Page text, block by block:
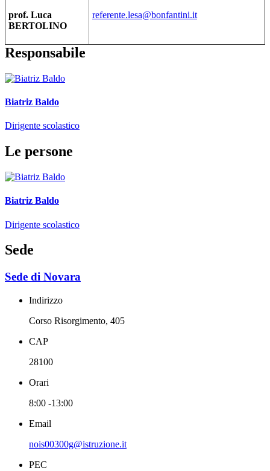
prof. Luca
BERTOLINO
referente.lesa@bonfantini.it
Responsabile
Biatriz Baldo
Dirigente scolastico
Le persone
Biatriz Baldo
Dirigente scolastico
Sede
Sede di Novara
Indirizzo
Corso Risorgimento, 405
CAP
28100
Orari
8:00 -13:00
Email
nois00300g@istruzione.it
PEC